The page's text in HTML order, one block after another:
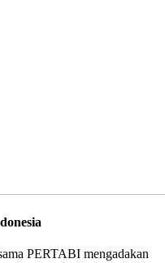
PERTABI mengadakan